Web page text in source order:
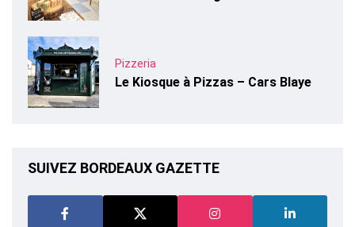
Pizzeria
Le Kiosque à Pizzas – Cars Blaye
SUIVEZ BORDEAUX GAZETTE